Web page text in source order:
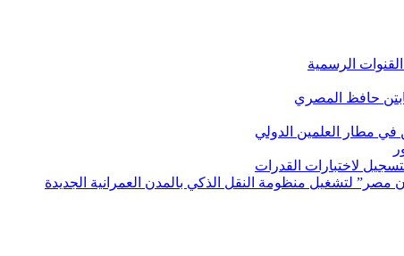
الرسمية
حافظ المصري
في مطار العلمين الدولي
لاختبارات القدرات
لتشغيل منظومة النقل الذكي بالمدن العمرانية الجديدة